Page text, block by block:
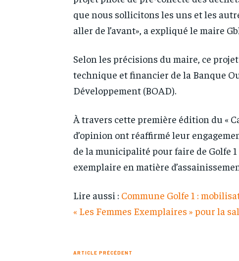
que nous sollicitons les uns et les
aller de l’avant», a expliqué le maire
Selon les précisions du maire, ce
technique et financier de la Banque
Développement (BOAD).
À travers cette première édition du «
d’opinion ont réaffirmé leur
de la municipalité pour faire de Golfe
exemplaire en matière
Lire aussi : Commune Golfe 1 :
« Les Femmes Exemplaires » pour la
ARTICLE PRÉCÉDENT